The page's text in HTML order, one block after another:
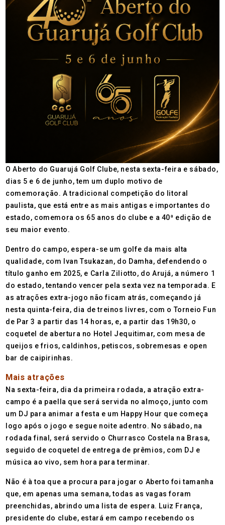
O Aberto do Guarujá Golf Clube, nesta sexta-feira e sábado,
dias 5 e 6 de junho, tem um duplo motivo de
comemoração. A tradicional competição do litoral
paulista, que está entre as mais antigas e importantes do
estado, comemora os 65 anos do clube e a 40ª edição de
seu maior evento.
Dentro do campo, espera-se um golfe da mais alta
qualidade, com Ivan Tsukazan, do Damha, defendendo o
título ganho em 2025, e Carla Ziliotto, do Arujá, a número 1
do estado, tentando vencer pela sexta vez na temporada. E
as atrações extra-jogo não ficam atrás, começando já
nesta quinta-feira, dia de treinos livres, com o Torneio Fun
de Par 3 a partir das 14 horas, e, a partir das 19h30, o
coquetel de abertura no Hotel Jequitimar, com mesa de
queijos e frios, caldinhos, petiscos, sobremesas e open
bar de caipirinhas.
Mais atrações
Na sexta-feira, dia da primeira rodada, a atração extra-
campo é a paella que será servida no almoço, junto com
um DJ para animar a festa e um Happy Hour que começa
logo após o jogo e segue noite adentro. No sábado, na
rodada final, será servido o Churrasco Costela na Brasa,
seguido de coquetel de entrega de prêmios, com DJ e
música ao vivo, sem hora para terminar.
Não é à toa que a procura para jogar o Aberto foi tamanha
que, em apenas uma semana, todas as vagas foram
preenchidas, abrindo uma lista de espera. Luiz França,
presidente do clube, estará em campo recebendo os